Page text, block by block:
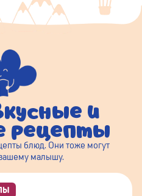
и
рецепты
блюд. Они тоже могут
малышу.